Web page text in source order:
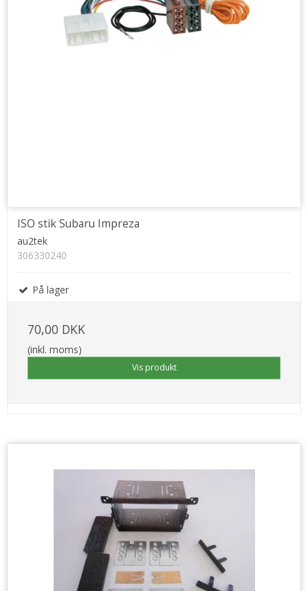
ISO stik Subaru Impreza
au2tek
306330240
På lager
70,00 DKK
(inkl. moms)
Vis produkt